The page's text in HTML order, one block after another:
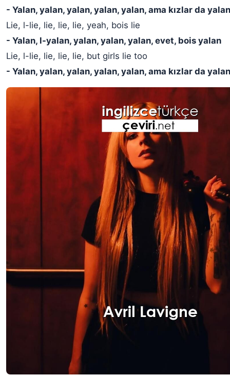
- Yalan, yalan, yalan, yalan, yalan, ama kızlar da
Lie, l-lie, lie, lie, lie, yeah, bois lie
- Yalan, l-yalan, yalan, yalan, yalan, evet, bois yalan
Lie, l-lie, lie, lie, lie, but girls lie too
- Yalan, yalan, yalan, yalan, yalan, ama kızlar da